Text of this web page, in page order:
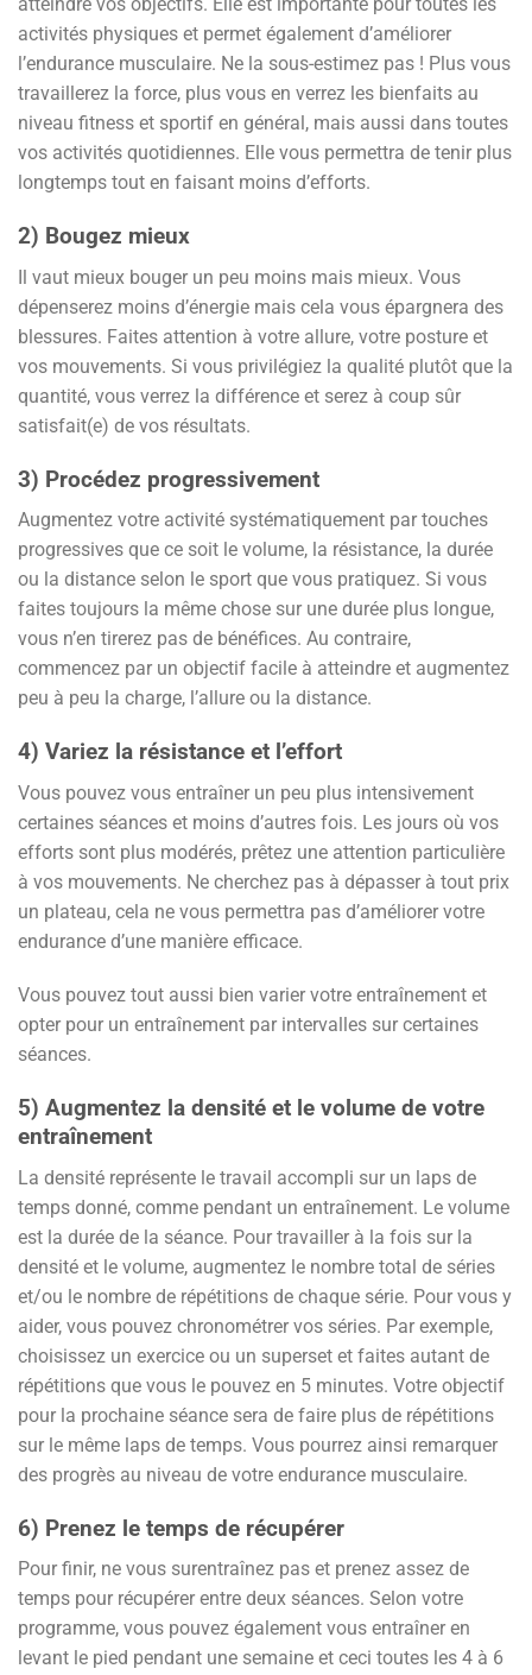
atteindre vos objectifs. Elle est importante pour toutes les
activités physiques et permet également d’améliorer
l’endurance musculaire. Ne la sous-estimez pas ! Plus vous
travaillerez la force, plus vous en verrez les bienfaits au
niveau fitness et sportif en général, mais aussi dans toutes
vos activités quotidiennes. Elle vous permettra de tenir plus
longtemps tout en faisant moins d’efforts.
2) Bougez mieux
Il vaut mieux bouger un peu moins mais mieux. Vous
dépenserez moins d’énergie mais cela vous épargnera des
blessures. Faites attention à votre allure, votre posture et
vos mouvements. Si vous privilégiez la qualité plutôt que la
quantité, vous verrez la différence et serez à coup sûr
satisfait(e) de vos résultats.
3) Procédez progressivement
Augmentez votre activité systématiquement par touches
progressives que ce soit le volume, la résistance, la durée
ou la distance selon le sport que vous pratiquez. Si vous
faites toujours la même chose sur une durée plus longue,
vous n’en tirerez pas de bénéfices. Au contraire,
commencez par un objectif facile à atteindre et augmentez
peu à peu la charge, l’allure ou la distance.
4) Variez la résistance et l’effort
Vous pouvez vous entraîner un peu plus intensivement
certaines séances et moins d’autres fois. Les jours où vos
efforts sont plus modérés, prêtez une attention particulière
à vos mouvements. Ne cherchez pas à dépasser à tout prix
un plateau, cela ne vous permettra pas d’améliorer votre
endurance d’une manière efficace.
Vous pouvez tout aussi bien varier votre entraînement et
opter pour un entraînement par intervalles sur certaines
séances.
5) Augmentez la densité et le volume de votre
entraînement
La densité représente le travail accompli sur un laps de
temps donné, comme pendant un entraînement. Le volume
est la durée de la séance. Pour travailler à la fois sur la
densité et le volume, augmentez le nombre total de séries
et/ou le nombre de répétitions de chaque série. Pour vous y
aider, vous pouvez chronométrer vos séries. Par exemple,
choisissez un exercice ou un superset et faites autant de
répétitions que vous le pouvez en 5 minutes. Votre objectif
pour la prochaine séance sera de faire plus de répétitions
sur le même laps de temps. Vous pourrez ainsi remarquer
des progrès au niveau de votre endurance musculaire.
6) Prenez le temps de récupérer
Pour finir, ne vous surentraînez pas et prenez assez de
temps pour récupérer entre deux séances. Selon votre
programme, vous pouvez également vous entraîner en
levant le pied pendant une semaine et ceci toutes les 4 à 6